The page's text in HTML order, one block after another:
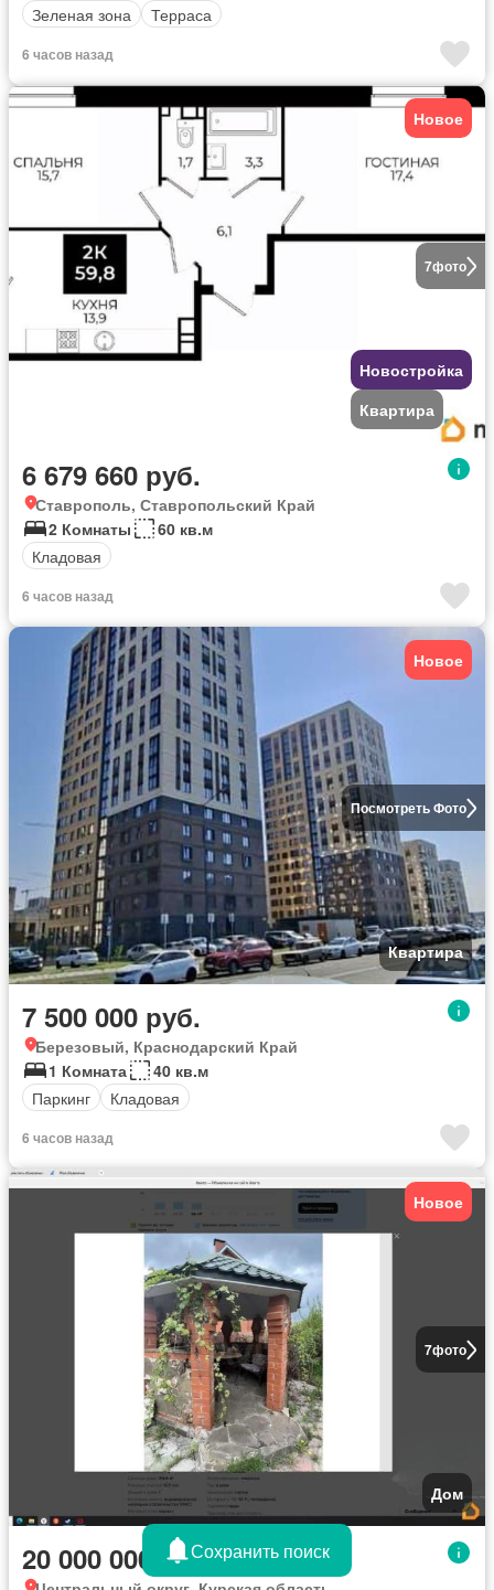
Зеленая зона
Терраса
6 часов назад
7фото
Новое
Новостройка
Квартира
6 679 660 руб.
Ставрополь, Ставропольский Край
2 Комнаты
60 кв.м
Кладовая
6 часов назад
Посмотреть Фото
Новое
Квартира
7 500 000 руб.
Березовый, Краснодарский Край
1 Комната
40 кв.м
Паркинг
Кладовая
6 часов назад
7фото
Новое
Дом
20 000 000 руб.Сохранить поиск